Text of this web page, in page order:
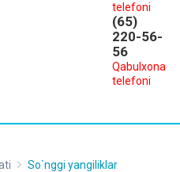
telefoni
(65)
220-56-
56
Qabulxona
telefoni
So`nggi yangiliklar